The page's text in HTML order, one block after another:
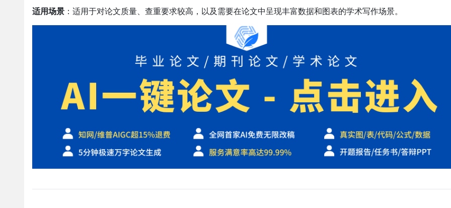
适用场景 ：适用于对论文质量、查重要求较高，以及需要在论文中呈现丰富数据和图表的学术写作场景。